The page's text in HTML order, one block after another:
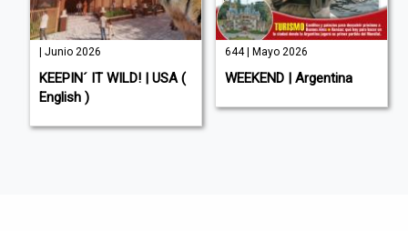
| Junio 2026
KEEPIN´ IT WILD! | USA (
English )
644 | Mayo 2026
WEEKEND | Argentina